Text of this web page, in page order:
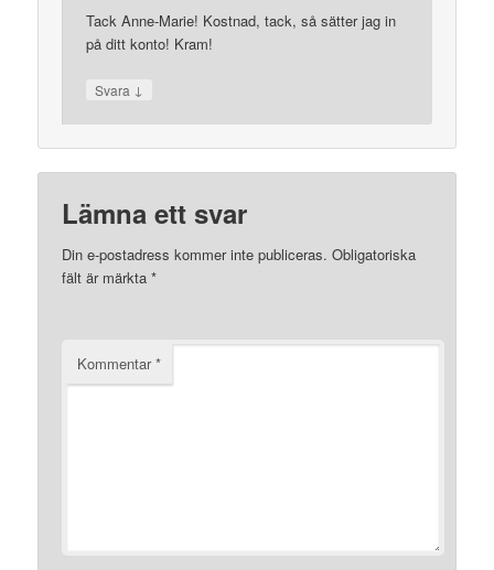
Tack Anne-Marie! Kostnad, tack, så sätter jag in
på ditt konto! Kram!
Svara ↓
Lämna ett svar
Din e-postadress kommer inte publiceras. Obligatoriska
fält är märkta*
Kommentar*